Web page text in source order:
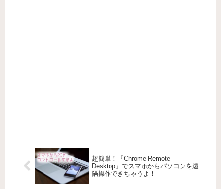
超簡単！『Chrome Remote
Desktop』でスマホからパソコンを遠
隔操作できちゃうよ！